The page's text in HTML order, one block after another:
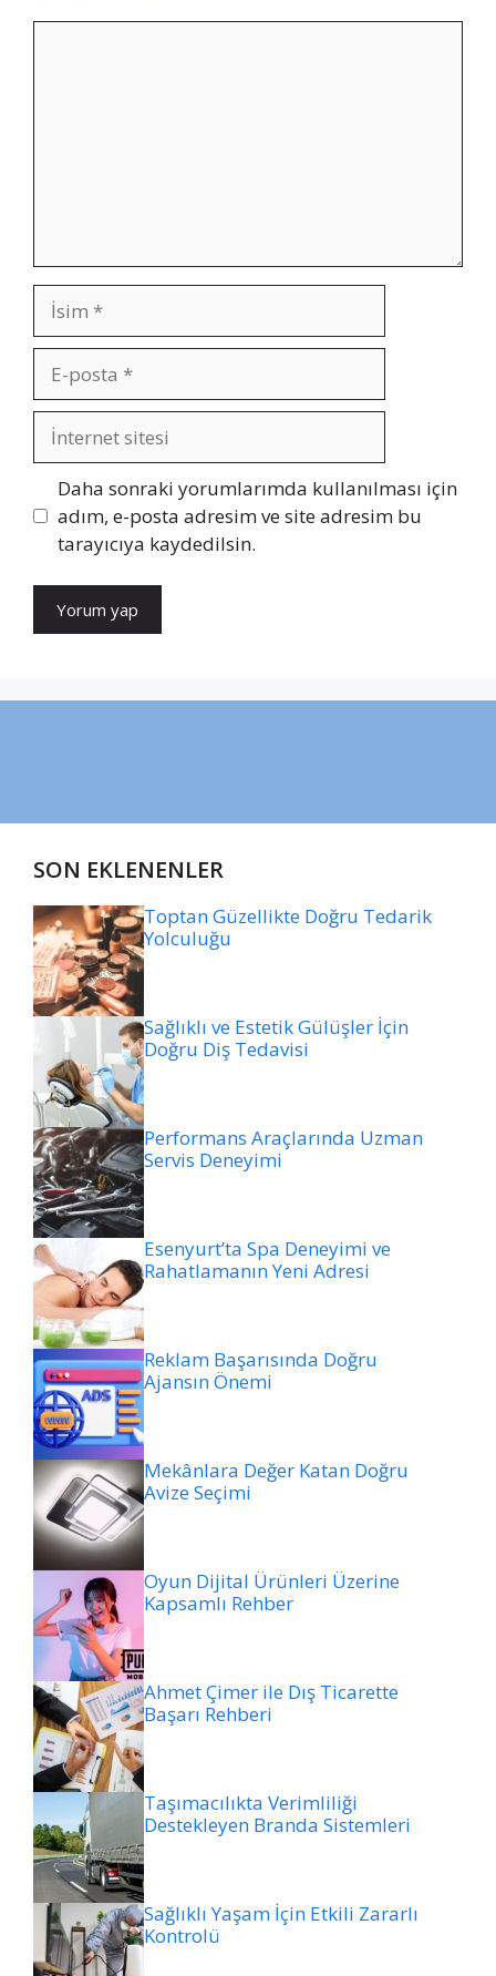
İsim
posta
İnternet
sitesi
Daha sonraki yorumlarımda kullanılması için
adım, e-posta adresim ve site adresim bu
tarayıcıya kaydedilsin.
SON EKLENENLER
Toptan Güzellikte Doğru Tedarik
Yolculuğu
Sağlıklı ve Estetik Gülüşler İçin
Doğru Diş Tedavisi
Performans Araçlarında Uzman
Servis Deneyimi
Esenyurt’ta Spa Deneyimi ve
Rahatlamanın Yeni Adresi
Reklam Başarısında Doğru
Ajansın Önemi
Mekânlara Değer Katan Doğru
Avize Seçimi
Oyun Dijital Ürünleri Üzerine
Kapsamlı Rehber
Ahmet Çimer ile Dış Ticarette
Başarı Rehberi
Taşımacılıkta Verimliliği
Destekleyen Branda Sistemleri
Sağlıklı Yaşam İçin Etkili Zararlı
Kontrolü